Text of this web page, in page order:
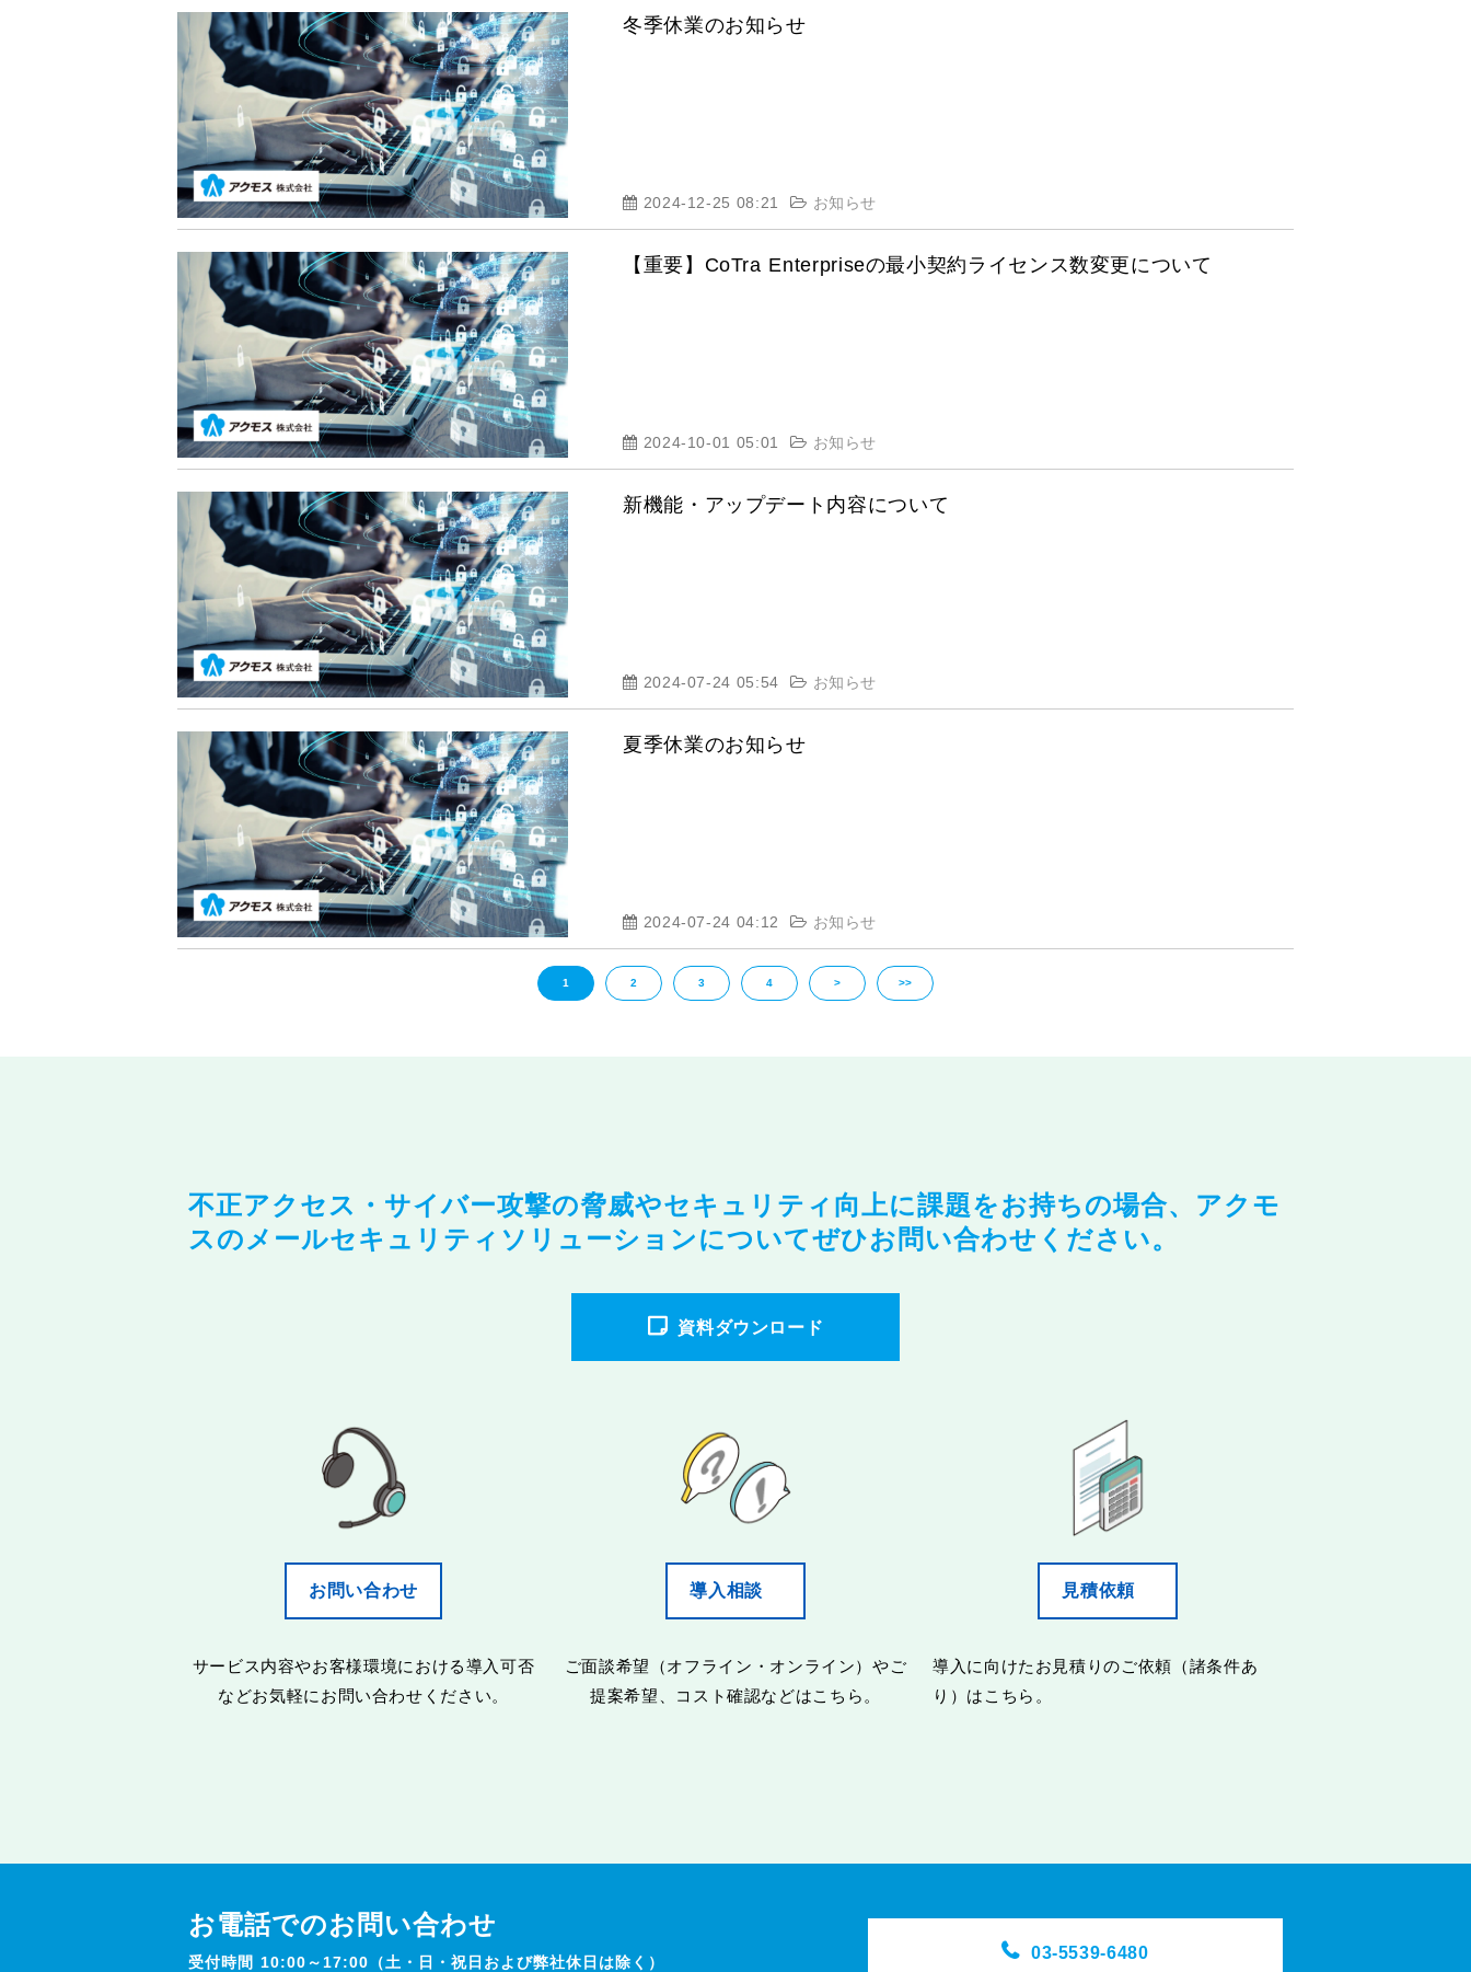
冬季休業のお知らせ
2024-12-25 08:21 お知らせ
【重要】CoTra Enterpriseの最小契約ライセンス数変更について
2024-10-01 05:01 お知らせ
新機能・アップデート内容について
2024-07-24 05:54 お知らせ
夏季休業のお知らせ
2024-07-24 04:12 お知らせ
1 2 3 4 > >>
不正アクセス・サイバー攻撃の脅威やセキュリティ向上に課題をお持ちの場合、アクモ
スのメールセキュリティソリューションについてぜひお問い合わせください。
資料ダウンロード
お問い合わせ
サービス内容やお客様環境における導入可否
などお気軽にお問い合わせください。
導入相談
ご面談希望（オフライン・オンライン）やご
提案希望、コスト確認などはこちら。
見積依頼
導入に向けたお見積りのご依頼（諸条件あ
り）はこちら。
お電話でのお問い合わせ
受付時間 10:00～17:00（土・日・祝日および弊社休日は除く） 03-5539-6480